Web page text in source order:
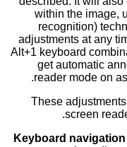
within the image,
recognition)
adjustments at any
Alt+1 keyboard
get automatic
reader mode on
These
screen
Keyboard